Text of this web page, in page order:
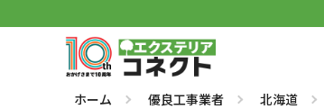
ホーム 優良工事業者 北海道